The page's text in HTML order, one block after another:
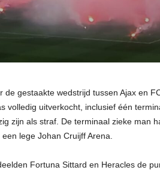
gestaakte wedstrijd tussen Ajax en
volledig uitverkocht, inclusief één
zijn als straf. De terminaal zieke man
lege Johan Cruijff Arena.
Fortuna Sittard en Heracles de